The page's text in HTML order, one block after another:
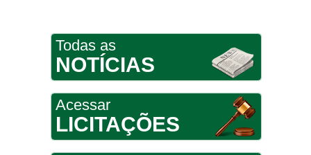
Todas as
NOTÍCIAS
Acessar
LICITAÇÕES